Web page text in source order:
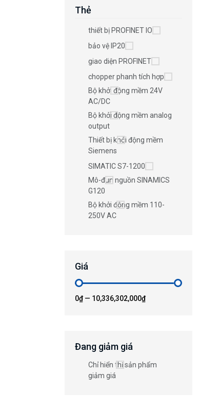
Thẻ
thiết bị PROFINET IO
bảo vệ IP20
giao diện PROFINET
chopper phanh tích hợp
Bộ khởi động mềm 24V
AC/DC
Bộ khởi động mềm analog
output
Thiết bị khởi động mềm
Siemens
SIMATIC S7-1200
Mô-đun nguồn SINAMICS
G120
Bộ khởi động mềm 110-
250V AC
Giá
0₫— 10,336,302,000₫
Đang giảm giá
Chỉ hiển thị sản phẩm
giảm giá